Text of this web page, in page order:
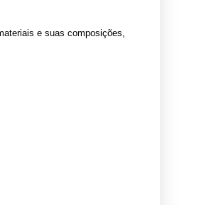
e suas composições,